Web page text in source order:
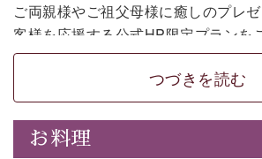
ご両親様やご祖父母様に癒しのプレ
客様を応援する公式HP限定プランを
た。
日頃なかなか言えない感謝の気持ちを
てみてはいかがでしょうか。
-----------【安心への取り組み】----------
個室料亭、貸切風呂のご利用が可能
つづきを読む
お料理